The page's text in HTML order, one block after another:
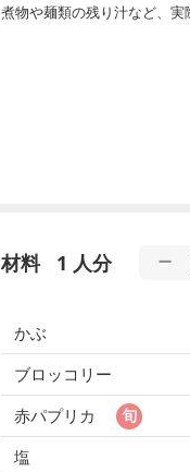
煮物や麺類の残り汁など、実
材料 1 人分
かぶ
ブロッコリー
赤パプリカ
塩